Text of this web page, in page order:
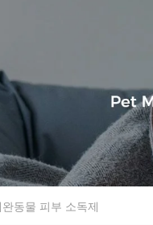
완동물 피부 소독제